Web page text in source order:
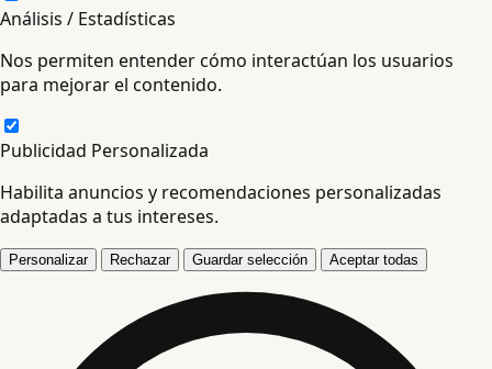
Análisis / Estadísticas
Nos permiten entender cómo interactúan los usuarios
para mejorar el contenido.
Publicidad Personalizada
Habilita anuncios y recomendaciones personalizadas
adaptadas a tus intereses.
Personalizar Rechazar Guardar selección Aceptar todas